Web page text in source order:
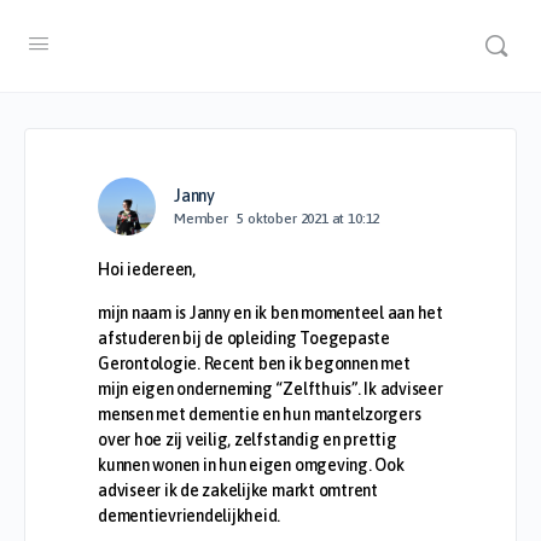
Janny
Member 5 oktober 2021 at 10:12
Hoi iedereen,
mijn naam is Janny en ik ben momenteel aan het
afstuderen bij de opleiding Toegepaste
Gerontologie. Recent ben ik begonnen met
mijn eigen onderneming “Zelfthuis”. Ik adviseer
mensen met dementie en hun mantelzorgers
over hoe zij veilig, zelfstandig en prettig
kunnen wonen in hun eigen omgeving. Ook
adviseer ik de zakelijke markt omtrent
dementievriendelijkheid.